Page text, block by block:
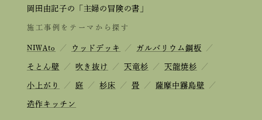
岡田由記子の「主婦の冒険の書」
施工事例をテーマから探す
NIWAto ／ ウッドデッキ ／ ガルバリウム鋼板 ／
そとん壁 ／ 吹き抜け ／ 天竜杉 ／ 天龍焼杉 ／
小上がり ／ 庭 ／ 杉床 ／ 畳 ／ 薩摩中霧島壁 ／
造作キッチン